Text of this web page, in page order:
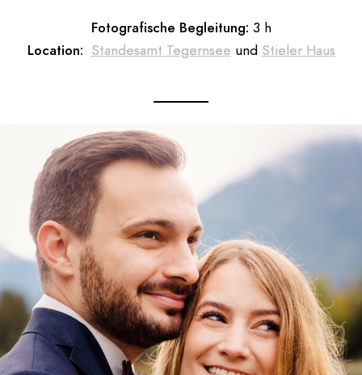
Fotografische Begleitung: 3 h
Location: Standesamt Tegernsee und Stieler Haus